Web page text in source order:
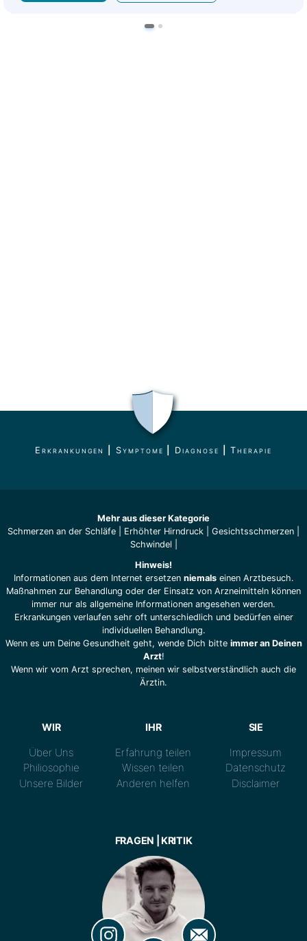
Erkrankungen Symptome Diagnose |Therapie
Mehr aus dieser Kategorie
Schmerzen an der Schläfe
Erhöhter Hirndruck Gesichtsschmerzen
Schwindel
Hinweis!
Informationen aus dem Internet ersetzen niemalseinen Arztbesuch.
Maßnahmen zur Behandlung oder der Einsatz von Arzneimitteln können
immer nur als allgemeine Informationen angesehen werden.
Erkrankungen verlaufen sehr oft unterschiedlich und bedürfen einer
individuellen Behandlung.
Wenn es um Deine Gesundheit geht, wende Dich bitte immer an Deinen
Arzt!
Wenn wir vom Arzt sprechen, meinen wir selbstverständlich auch die
Ärztin.
WIR
Über Uns
Philiosophie
Unsere Bilder
IHR
Erfahrung teilen
Wissen teilen
Anderen helfen
SIE
Impressum
Datenschutz
Disclaimer
FRAGEN | KRITIK